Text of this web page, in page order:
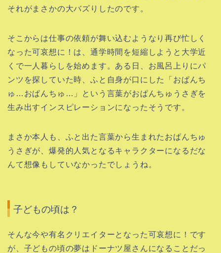
それがまさかの大バズりしたのです。
そこからは仕事の依頼が舞い込むようなり再び忙しく
なった可哀想に！は、通学時間を短縮しようと大学近
くで一人暮らしを始めます。ある日、お風呂上りにパ
ンツを探していた時、ふと自身が口にした「おぱんち
ゅ…おぱんちゅ…」という言葉がおぱんちゅうさぎを
生み出すインスピレーションになったそうです。
まさか本人も、ふと出た言葉から生まれたおぱんちゅ
うさぎが、爆発的人気となるキャラクターになるだな
んて想像もしていなかったでしょうね。
子どもの頃は？
そんな今や有名クリエイターとなった可哀想に！です
が、子どもの頃の夢はドーナツ屋さんになることだっ